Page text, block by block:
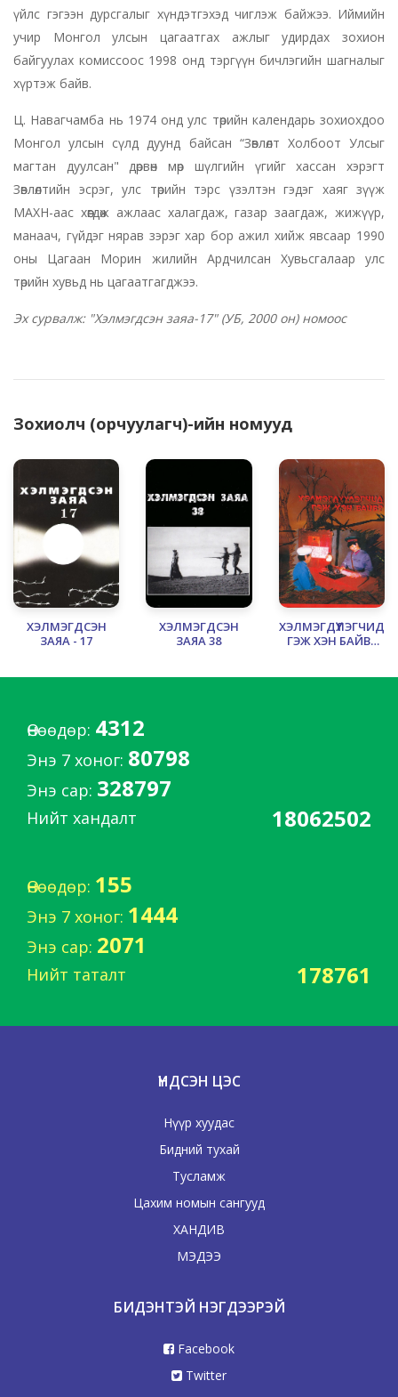
үйлс гэгээн дурсгалыг хүндэтгэхэд чиглэж байжээ. Иймийн
учир Монгол улсын цагаатгах ажлыг удирдах зохион
байгуулах комиссоос 1998 онд тэргүүн бичлэгийн шагналыг
хүртэж байв.
Ц. Навагчамба нь 1974 онд улс төрийн календарь зохиохдоо
Монгол улсын сүлд дуунд байсан “Зөвлөлт Холбоот Улсыг
магтан дуулсан" дөрвөн мөр шүлгийн үгийг хассан хэрэгт
Зөвлөлтийн эсрэг, улс төрийн тэрс үзэлтэн гэдэг хаяг зүүж
МАХН-аас хөөгдөж ажлаас халагдаж, газар заагдаж, жижүүр,
манаач, гүйдэг нярав зэрэг хар бор ажил хийж явсаар 1990
оны Цагаан Морин жилийн Ардчилсан Хувьсгалаар улс
төрийн хувьд нь цагаатгагджээ.
Эх сурвалж: "Хэлмэгдсэн заяа-17" (УБ, 2000 он) номоос
Зохиолч (орчуулагч)-ийн номууд
ХЭЛМЭГДСЭН
ЗАЯА - 17
ХЭЛМЭГДСЭН
ЗАЯА 38
ХЭЛМЭГДҮҮЛЭГЧИД
ГЭЖ ХЭН БАЙВ?
Өнөөдөр: 4312
Энэ 7 хоног: 80798
Энэ сар: 328797
Нийт хандалт 18062502
Өнөөдөр: 155
Энэ 7 хоног: 1444
Энэ сар: 2071
Нийт таталт 178761
ҮНДСЭН ЦЭС
Нүүр хуудас
Бидний тухай
Тусламж
Цахим номын сангууд
ХАНДИВ
МЭДЭЭ
БИДЭНТЭЙ НЭГДЭЭРЭЙ
Facebook
Twitter